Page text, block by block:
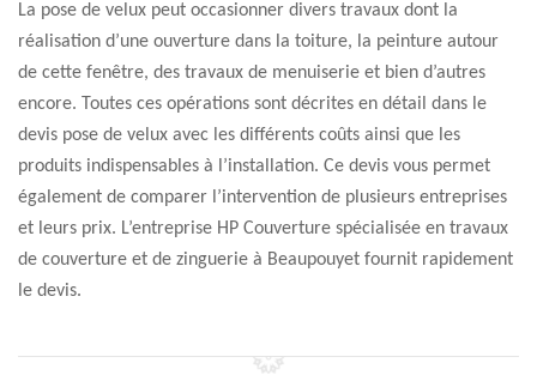
La pose de velux peut occasionner divers travaux dont la
réalisation d’une ouverture dans la toiture, la peinture autour
de cette fenêtre, des travaux de menuiserie et bien d’autres
encore. Toutes ces opérations sont décrites en détail dans le
devis pose de velux avec les différents coûts ainsi que les
produits indispensables à l’installation. Ce devis vous permet
également de comparer l’intervention de plusieurs entreprises
et leurs prix. L’entreprise HP Couverture spécialisée en travaux
de couverture et de zinguerie à Beaupouyet fournit rapidement
le devis.